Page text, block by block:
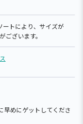
トにより、サイズが
ございます。
早めにゲットしてくださ